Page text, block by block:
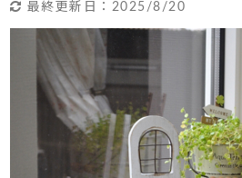
最終更新日： 2025/8/20